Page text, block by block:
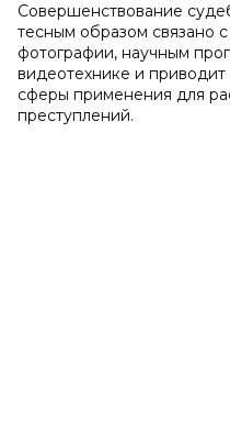
Совершенствование
тесным образом связано
фотографии, научным
видеотехнике и
сферы применения для
преступлений.